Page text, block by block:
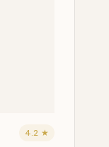
4.2 ★